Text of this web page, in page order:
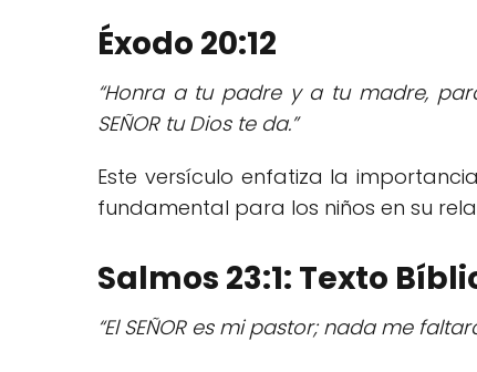
Éxodo 20:12
“Honra a tu padre y a tu madre,
SEÑOR tu Dios te da.”
Este versículo enfatiza la
fundamental para los niños en su
Salmos 23:1: Texto
“El SEÑOR es mi pastor; nada me